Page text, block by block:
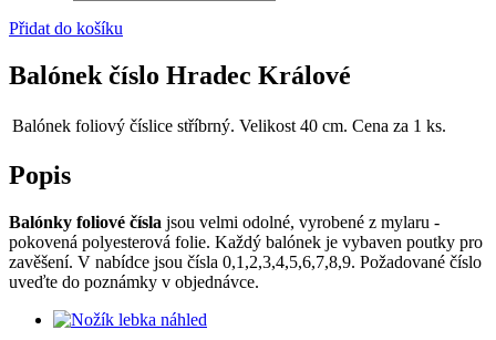
Přidat do košíku
Balónek číslo Hradec Králové
Balónek foliový číslice stříbrný. Velikost 40 cm. Cena za 1 ks.
Popis
Balónky foliové čísla jsou velmi odolné, vyrobené z mylaru -
pokovená polyesterová folie. Každý balónek je vybaven poutky pro
zavěšení. V nabídce jsou čísla 0,1,2,3,4,5,6,7,8,9. Požadované číslo
uveďte do poznámky v objednávce.
náhled